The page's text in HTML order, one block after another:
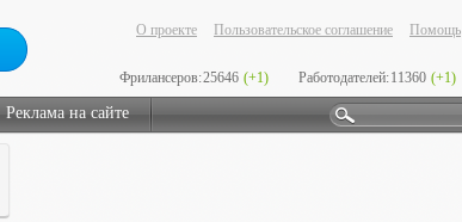
О проекте Пользовательское соглашение Помощь
Фрилансеров:25646 (+1) Работодателей:11360 (+1)
Реклама на сайте